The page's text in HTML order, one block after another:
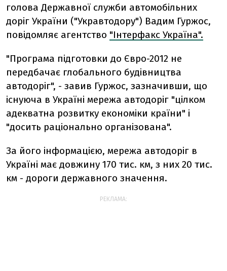
голова Державної служби автомобільних
доріг України ("Укравтодору") Вадим Гуржос,
повідомляє агентство "Інтерфакс Україна".
"Програма підготовки до Євро-2012 не
передбачає глобального будівництва
автодоріг", - завив Гуржос, зазначивши, що
існуюча в Україні мережа автодоріг "цілком
адекватна розвитку економіки країни" і
"досить раціонально організована".
За його інформацією, мережа автодоріг в
Україні має довжину 170 тис. км, з них 20 тис.
км - дороги державного значення.
РЕКЛАМА: